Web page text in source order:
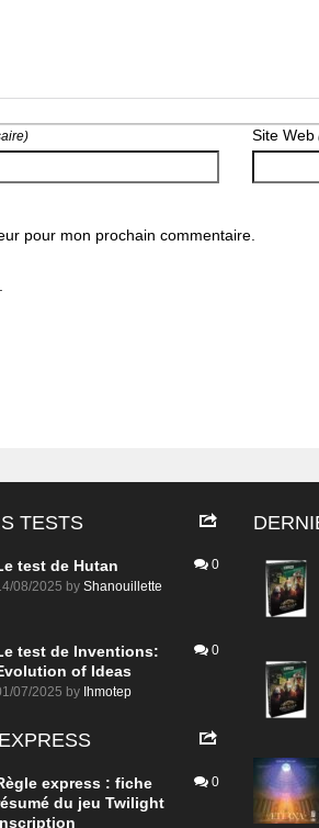
Site Web
pour mon prochain commentaire.
TESTS
test de Hutan
08/2025 by Shanouillette
0
test de Inventions:
of Ideas
07/2025 by Ihmotep
0
express : fiche
du jeu Twilight
0